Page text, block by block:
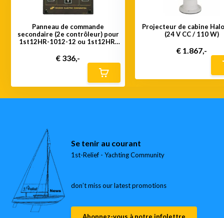
Panneau de commande
secondaire (2e contrôleur) pour
1st12HR-1012-12 ou 1st12HR-
€ 336,-
Projecteur de cabine
(24 V CC / 110 W)
€ 1.867,-
Se tenir au courant
1st-Relief - Yachting Community
don’t miss our latest promotions